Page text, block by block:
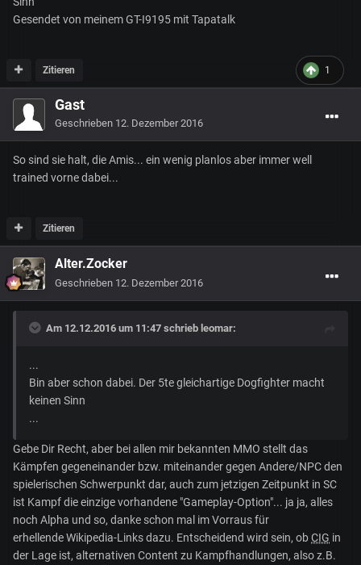
Gesendet von meinem GT-I9195 mit Tapatalk
1
Zitieren
Gast
Geschrieben 12. Dezember 2016
So sind sie halt, die Amis... ein wenig planlos aber immer well
trained vorne dabei...
Zitieren
Alter.Zocker
Geschrieben 12. Dezember 2016
Am 12.12.2016 um 11:47 schrieb leomar:
...
Bin aber schon dabei. Der 5te gleichartige Dogfighter macht
keinen Sinn
...
Gebe Dir Recht, aber bei allen mir bekannten MMO stellt das
Kämpfen gegeneinander bzw. miteinander gegen Andere/NPC den
spielerischen Schwerpunkt dar, auch zum jetzigen Zeitpunkt in SC
ist Kampf die einzige vorhandene "Gameplay-Option"... ja ja, alles
noch Alpha und so, danke schon mal im Vorraus für
erhellende Wikipedia-Links dazu. Entscheidend wird sein, obCIG in
der Lage ist, alternativen Content zu Kampfhandlungen, also z.B.